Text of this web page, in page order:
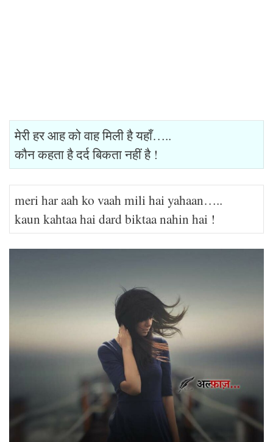
मेरी हर आह को वाह मिली है यहाँ…..
कौन कहता है दर्द बिकता नहीं है !
meri har aah ko vaah mili hai yahaan…..
kaun kahtaa hai dard biktaa nahin hai !